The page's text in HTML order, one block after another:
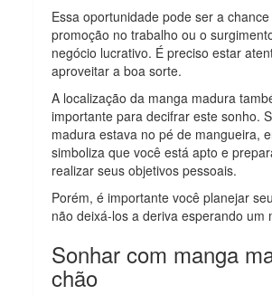
Essa oportunidade pode ser a
promoção no trabalho ou o
negócio lucrativo. É preciso estar
aproveitar a boa sorte.
A localização da manga madura
importante para decifrar este sonho.
madura estava no pé de mangueira,
simboliza que você está apto e
realizar seus objetivos pessoais.
Porém, é importante você planejar
não deixá-los a deriva esperando um
Sonhar com manga
chão